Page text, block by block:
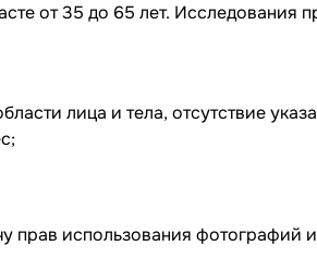
от 35 до 65 лет. Исследования
лица и тела, отсутствие
прав использования фотографий